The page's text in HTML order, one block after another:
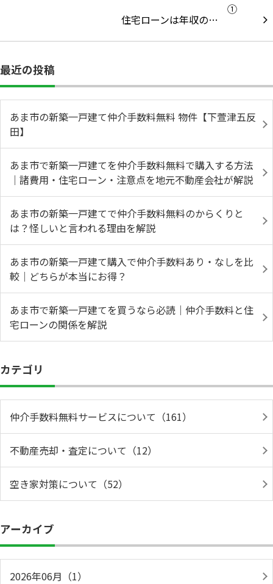
住宅ローンは年収の…
最近の投稿
あま市の新築一戸建て仲介手数料無料 物件【下萱津五反
田】
あま市で新築一戸建てを仲介手数料無料で購入する方法
｜諸費用・住宅ローン・注意点を地元不動産会社が解説
あま市の新築一戸建てで仲介手数料無料のからくりと
は？怪しいと言われる理由を解説
あま市の新築一戸建て購入で仲介手数料あり・なしを比
較｜どちらが本当にお得？
あま市で新築一戸建てを買うなら必読｜仲介手数料と住
宅ローンの関係を解説
カテゴリ
仲介手数料無料サービスについて（161）
不動産売却・査定について（12）
空き家対策について（52）
アーカイブ
2026年06月（1）